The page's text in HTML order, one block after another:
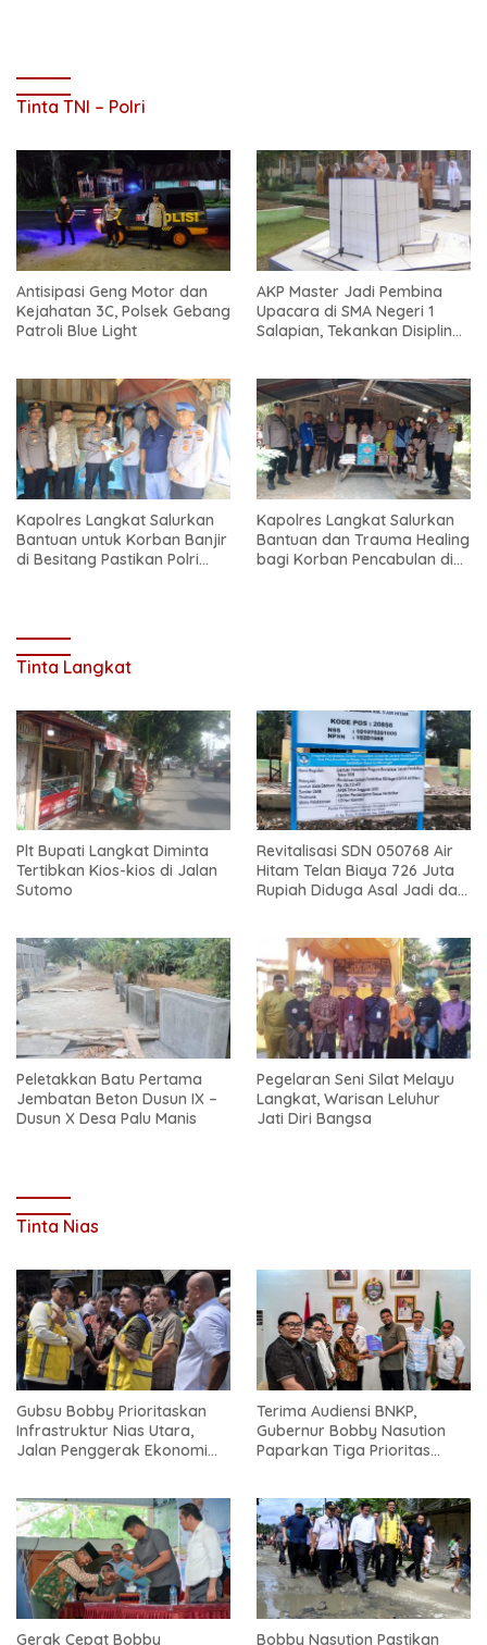
Tinta TNI – Polri
Antisipasi Geng Motor dan
Kejahatan 3C, Polsek Gebang
Patroli Blue Light
AKP Master Jadi Pembina
Upacara di SMA Negeri 1
Salapian, Tekankan Disiplin
Kapolres Langkat Salurkan
Bantuan untuk Korban Banjir
di Besitang Pastikan Polri
Kapolres Langkat Salurkan
Bantuan dan Trauma Healing
bagi Korban Pencabulan di
Tinta Langkat
Plt Bupati Langkat Diminta
Tertibkan Kios-kios di Jalan
Sutomo
Revitalisasi SDN 050768 Air
Hitam Telan Biaya 726 Juta
Rupiah Diduga Asal Jadi dan
Peletakkan Batu Pertama
Jembatan Beton Dusun IX –
Dusun X Desa Palu Manis
Pegelaran Seni Silat Melayu
Langkat, Warisan Leluhur
Jati Diri Bangsa
Tinta Nias
Gubsu Bobby Prioritaskan
Infrastruktur Nias Utara,
Jalan Penggerak Ekonomi
Terima Audiensi BNKP,
Gubernur Bobby Nasution
Paparkan Tiga Prioritas
Gerak Cepat Bobby Bobby Nasution Pastikan